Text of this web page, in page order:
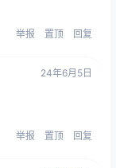
举报 置顶 回复
24年6月5日
举报 置顶 回复